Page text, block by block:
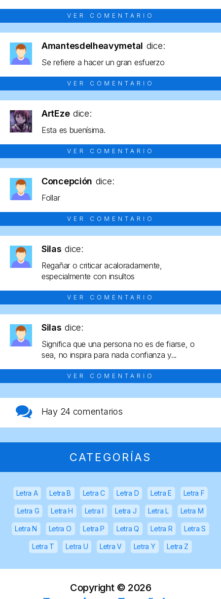
VER COMENTARIO
Amantesdelheavymetal dice:
Se refiere a hacer un gran esfuerzo
VER COMENTARIO
ArtEze dice:
Esta es buenísima.
VER COMENTARIO
Concepción dice:
Follar
VER COMENTARIO
Silas dice:
Regañar o criticar acaloradamente,
especialmente con insultos
VER COMENTARIO
Silas dice:
Significa que una persona no es de fiarse, o
sea, no inspira para nada confianza y...
VER COMENTARIO
Hay 24 comentarios
CATEGORÍAS
Letra A Letra B Letra C Letra D Letra E Letra F
Letra G Letra H Letra I Letra J Letra L Letra M
Letra N Letra O Letra P Letra Q Letra R Letra S
Letra T Letra U Letra V Letra Y Letra Z
Copyright © 2026